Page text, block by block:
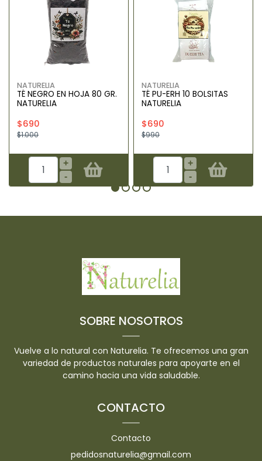
NATURELIA
TÉ NEGRO EN HOJA 80 GR.
NATURELIA
$690
$1.000
+
-
NATURELIA
TÉ PU-ERH 10 BOLSITAS
NATURELIA
$690
$990
+
-
SOBRE NOSOTROS
Vuelve a lo natural con Naturelia. Te ofrecemos una gran
variedad de productos naturales para apoyarte en el
camino hacia una vida saludable.
CONTACTO
Contacto
pedidosnaturelia@gmail.com